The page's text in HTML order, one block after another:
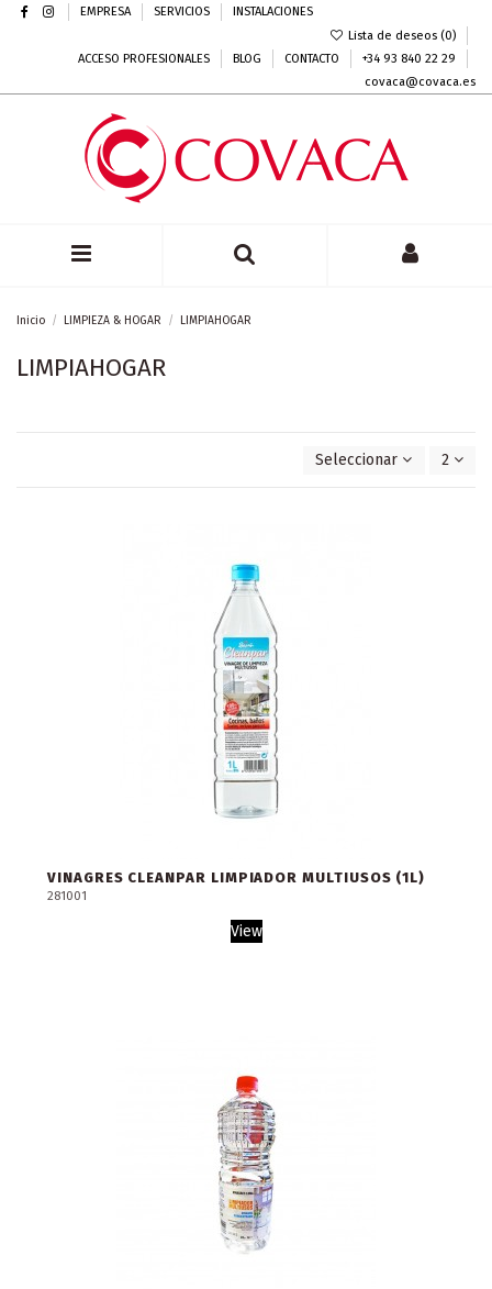
EMPRESA SERVICIOS
INSTALACIONES
Lista de deseos (0)
ACCESO PROFESIONALES
BLOG CONTACTO
+34 93 840 22 29
covaca@covaca.es
Inicio LIMPIEZA & HOGAR LIMPIAHOGAR
LIMPIAHOGAR
Seleccionar 2
VINAGRES CLEANPAR LIMPIADOR MULTIUSOS (1L)
281001
View